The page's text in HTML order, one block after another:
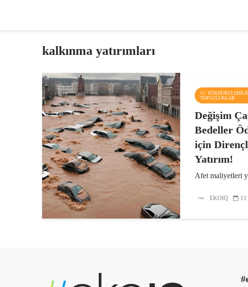
kalkınma yatırımları
11.
TOPLULUKLAR
Değişim
Bedeller
için
Yatırım!
Afet maliyetleri
Afet Risklerinin
EKOIQ 13